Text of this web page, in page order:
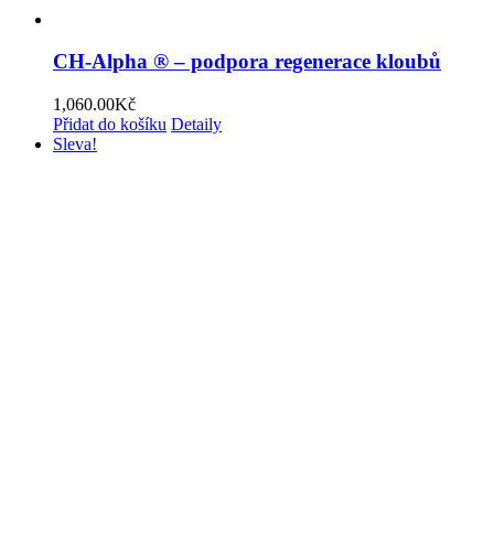
CH-Alpha ® – podpora regenerace kloubů
1,060.00Kč
Přidat do košíku Detaily
Sleva!